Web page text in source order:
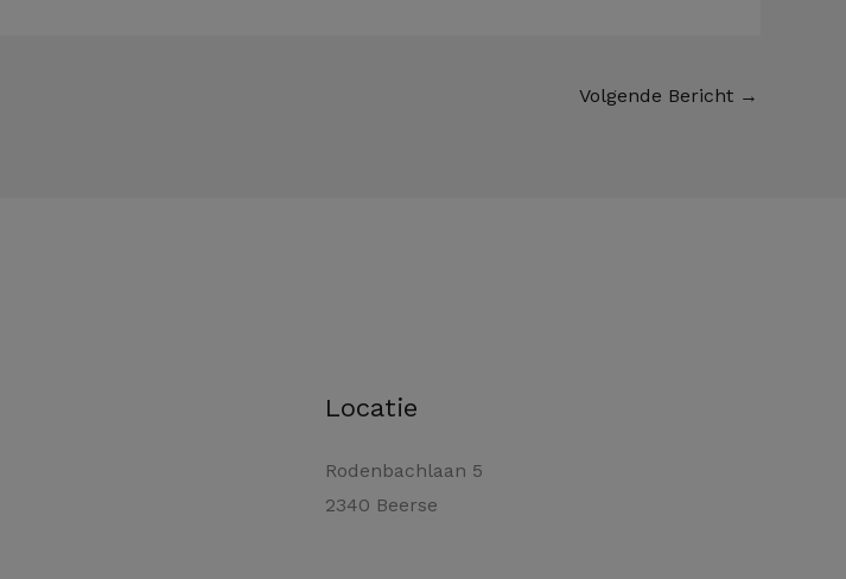
Volgende Bericht →
Locatie
Rodenbachlaan 5
2340 Beerse